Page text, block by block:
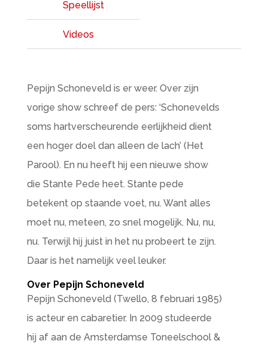
Speellijst
Videos
Pepijn Schoneveld is er weer. Over zijn
vorige show schreef de pers: ‘Schonevelds
soms hartverscheurende eerlijkheid dient
een hoger doel dan alleen de lach’ (Het
Parool). En nu heeft hij een nieuwe show
die Stante Pede heet. Stante pede
betekent op staande voet, nu. Want alles
moet nu, meteen, zo snel mogelijk. Nu, nu,
nu. Terwijl hij juist in het nu probeert te zijn.
Daar is het namelijk veel leuker.
Over Pepijn Schoneveld
Pepijn Schoneveld (Twello, 8 februari 1985)
is acteur en cabaretier. In 2009 studeerde
hij af aan de Amsterdamse Toneelschool &